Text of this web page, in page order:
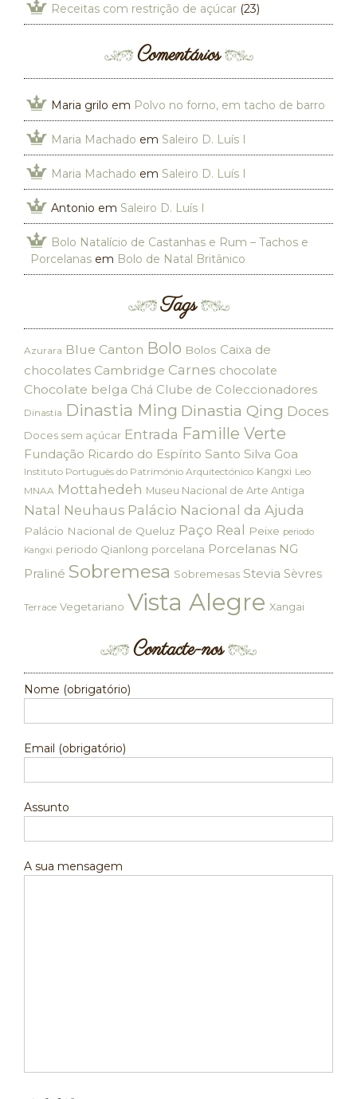
Receitas com restrição de açúcar (23)
Comentários
Maria grilo em Polvo no forno, em tacho de barro
Maria Machado em Saleiro D. Luís I
Maria Machado em Saleiro D. Luís I
Antonio em Saleiro D. Luís I
Bolo Natalício de Castanhas e Rum – Tachos e
Porcelanas em Bolo de Natal Britânico
Tags
Azurara Blue Canton Bolo Bolos Caixa de
chocolates Cambridge Carnes chocolate
Chocolate belga Chá Clube de Coleccionadores
Dinastia Dinastia Ming Dinastia Qing Doces
Doces sem açúcar Entrada Famille Verte
Fundação Ricardo do Espírito Santo Silva Goa
Instituto Português do Património Arquitectónico Kangxi Leo
MNAA Mottahedeh Museu Nacional de Arte Antiga
Natal Neuhaus Palácio Nacional da Ajuda
Palácio Nacional de Queluz Paço Real Peixe periodo
Kangxi periodo Qianlong porcelana Porcelanas NG
Praliné Sobremesa Sobremesas Stevia Sèvres
Terrace Vegetariano Vista Alegre Xangai
Contacte-nos
Nome (obrigatório)
Email (obrigatório)
Assunto
A sua mensagem